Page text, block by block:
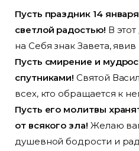
Пусть праздник 14
светлой радостью! В
на Себя знак Завета,
Пусть смирение и
спутниками! Святой
всех, кто обращается к
Пусть его молитвы
от всякого зла! Желаю
душевной бодрости и